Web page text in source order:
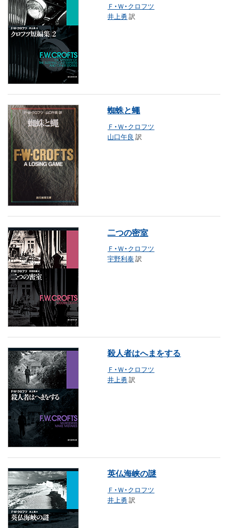
Ｆ・Ｗ・クロフツ
井上勇 訳
蜘蛛と蠅
Ｆ・Ｗ・クロフツ
山口午良 訳
二つの密室
Ｆ・Ｗ・クロフツ
宇野利泰訳
殺人者はへまをする
Ｆ・Ｗ・クロフツ
井上勇 訳
英仏海峡の謎
Ｆ・Ｗ・クロフツ
井上勇 訳